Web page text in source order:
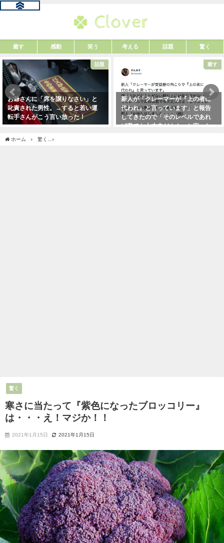
癒す 感動 笑う 考える 話題 驚く
話題
お爺さんに「席を譲りなさい」と
叱責された男性。→すると若い運
転手さんがこう言い放った！
癒す
新人が「クレーマーが『上の者に
代われ』と言っています」と報告
してきたので「そのレベルであれ
ば君でも大丈夫だよ！」と言った
ホーム 驚く
驚く
寒さに当たって『紫色になったブロッコリー』
は・・・え！マジか！！
2021年1月15日 2021年1月15日